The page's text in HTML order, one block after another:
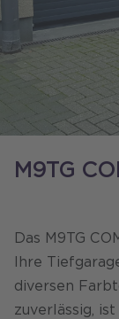
M9TG
Das M9TG
Ihre
diversen
zuverlässig,